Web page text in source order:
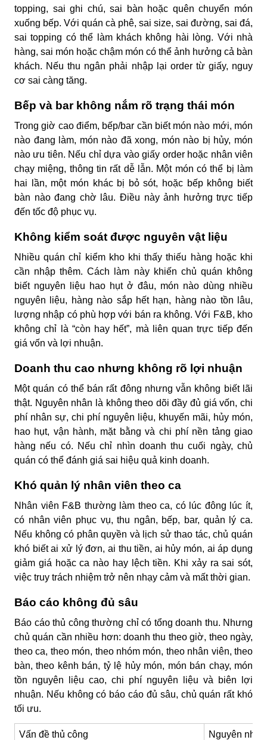
topping, sai ghi chú, sai bàn hoặc quên chuyển món
xuống bếp. Với quán cà phê, sai size, sai đường, sai đá,
sai topping có thể làm khách không hài lòng. Với nhà
hàng, sai món hoặc chậm món có thể ảnh hưởng cả bàn
khách. Nếu thu ngân phải nhập lại order từ giấy, nguy
cơ sai càng tăng.
Bếp và bar không nắm rõ trạng thái món
Trong giờ cao điểm, bếp/bar cần biết món nào mới, món
nào đang làm, món nào đã xong, món nào bị hủy, món
nào ưu tiên. Nếu chỉ dựa vào giấy order hoặc nhân viên
chạy miệng, thông tin rất dễ lẫn. Một món có thể bị làm
hai lần, một món khác bị bỏ sót, hoặc bếp không biết
bàn nào đang chờ lâu. Điều này ảnh hưởng trực tiếp
đến tốc độ phục vụ.
Không kiểm soát được nguyên vật liệu
Nhiều quán chỉ kiểm kho khi thấy thiếu hàng hoặc khi
cần nhập thêm. Cách làm này khiến chủ quán không
biết nguyên liệu hao hụt ở đâu, món nào dùng nhiều
nguyên liệu, hàng nào sắp hết hạn, hàng nào tồn lâu,
lượng nhập có phù hợp với bán ra không. Với F&B, kho
không chỉ là “còn hay hết”, mà liên quan trực tiếp đến
giá vốn và lợi nhuận.
Doanh thu cao nhưng không rõ lợi nhuận
Một quán có thể bán rất đông nhưng vẫn không biết lãi
thật. Nguyên nhân là không theo dõi đầy đủ giá vốn, chi
phí nhân sự, chi phí nguyên liệu, khuyến mãi, hủy món,
hao hụt, vận hành, mặt bằng và chi phí nền tảng giao
hàng nếu có. Nếu chỉ nhìn doanh thu cuối ngày, chủ
quán có thể đánh giá sai hiệu quả kinh doanh.
Khó quản lý nhân viên theo ca
Nhân viên F&B thường làm theo ca, có lúc đông lúc ít,
có nhân viên phục vụ, thu ngân, bếp, bar, quản lý ca.
Nếu không có phân quyền và lịch sử thao tác, chủ quán
khó biết ai xử lý đơn, ai thu tiền, ai hủy món, ai áp dụng
giảm giá hoặc ca nào hay lệch tiền. Khi xảy ra sai sót,
việc truy trách nhiệm trở nên nhạy cảm và mất thời gian.
Báo cáo không đủ sâu
Báo cáo thủ công thường chỉ có tổng doanh thu. Nhưng
chủ quán cần nhiều hơn: doanh thu theo giờ, theo ngày,
theo ca, theo món, theo nhóm món, theo nhân viên, theo
bàn, theo kênh bán, tỷ lệ hủy món, món bán chạy, món
tồn nguyên liệu cao, chi phí nguyên liệu và biên lợi
nhuận. Nếu không có báo cáo đủ sâu, chủ quán rất khó
tối ưu.
Vấn đề thủ công Nguyên nhân